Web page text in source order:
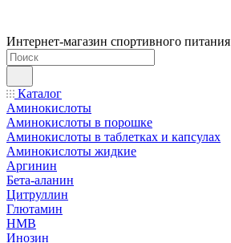
Интернет-магазин спортивного питания
Каталог
Аминокислоты
Аминокислоты в порошке
Аминокислоты в таблетках и капсулах
Аминокислоты жидкие
Аргинин
Бета-аланин
Цитруллин
Глютамин
HMB
Инозин